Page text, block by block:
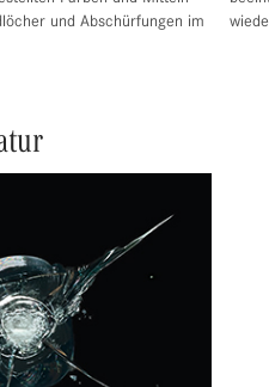
und Abschürfungen im